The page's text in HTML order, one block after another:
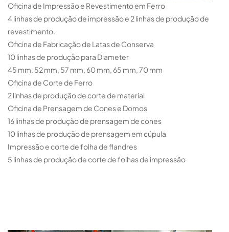
Oficina de Impressão e Revestimento em Ferro
4 linhas de produção de impressão e 2 linhas de produção de
revestimento.
Oficina de Fabricação de Latas de Conserva
10 linhas de produção para Diameter
45 mm, 52 mm, 57 mm, 60 mm, 65 mm, 70 mm
Oficina de Corte de Ferro
2 linhas de produção de corte de material
Oficina de Prensagem de Cones e Domos
16 linhas de produção de prensagem de cones
10 linhas de produção de prensagem em cúpula
Impressão e corte de folha de flandres
5 linhas de produção de corte de folhas de impressão